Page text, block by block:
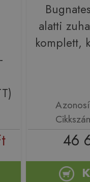
alatti
komplett,
46